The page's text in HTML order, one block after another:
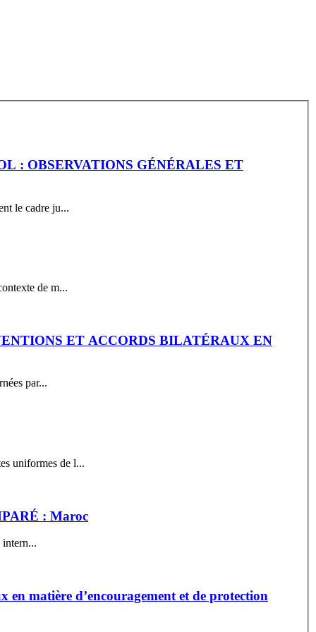
: OBSERVATIONS GÉNÉRALES ET
le cadre ju...
de m...
ET ACCORDS BILATÉRAUX EN
par...
les institutions de l’OHADA ? 4. Quels sont les actes uniformes de l...
: Maroc
intern...
matière d’encouragement et de protection